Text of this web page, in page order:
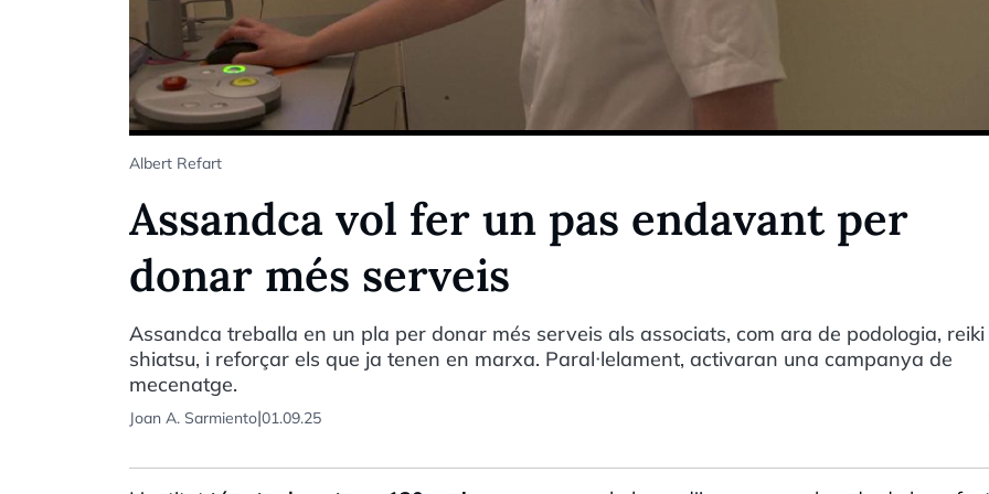
Albert Refart
Assandca vol fer un pas endavant per
donar més serveis
Assandca treballa en un pla per donar més serveis als associats, com ara de podologia, reiki
shiatsu, i reforçar els que ja tenen en marxa. Paral·lelament, activaran una campanya de
mecenatge.
Joan A. Sarmiento|01.09.25